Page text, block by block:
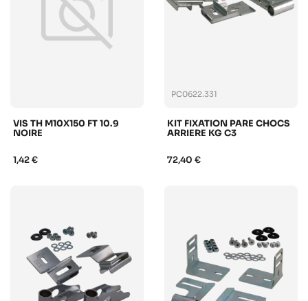
VIS TH M10X150 FT 10.9
NOIRE
1,42 €
PC0622.331
KIT FIXATION PARE CHOCS
ARRIERE KG C3
72,40 €